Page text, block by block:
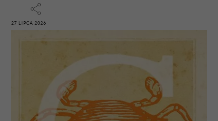
27 LIPCA 2026